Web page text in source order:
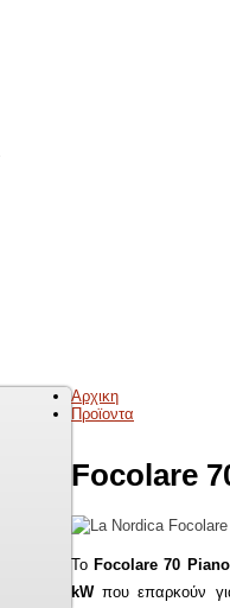
Focolare
Το Focolare 70 Piano
kWπου επαρκούν
Αρχικη
Προϊοντα